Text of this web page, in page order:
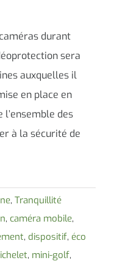
durant
sera
auxquelles il
en place en
l’ensemble des
à la sécurité de
, Tranquillité
, caméra mobile,
, dispositif, éco
, mini-golf,